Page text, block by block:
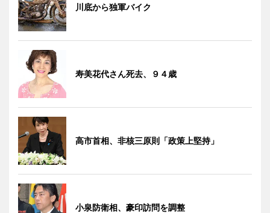
川底から独軍バイク
寿美花代さん死去、９４歳
高市首相、非核三原則「政策上堅持」
小泉防衛相、豪印訪問を調整